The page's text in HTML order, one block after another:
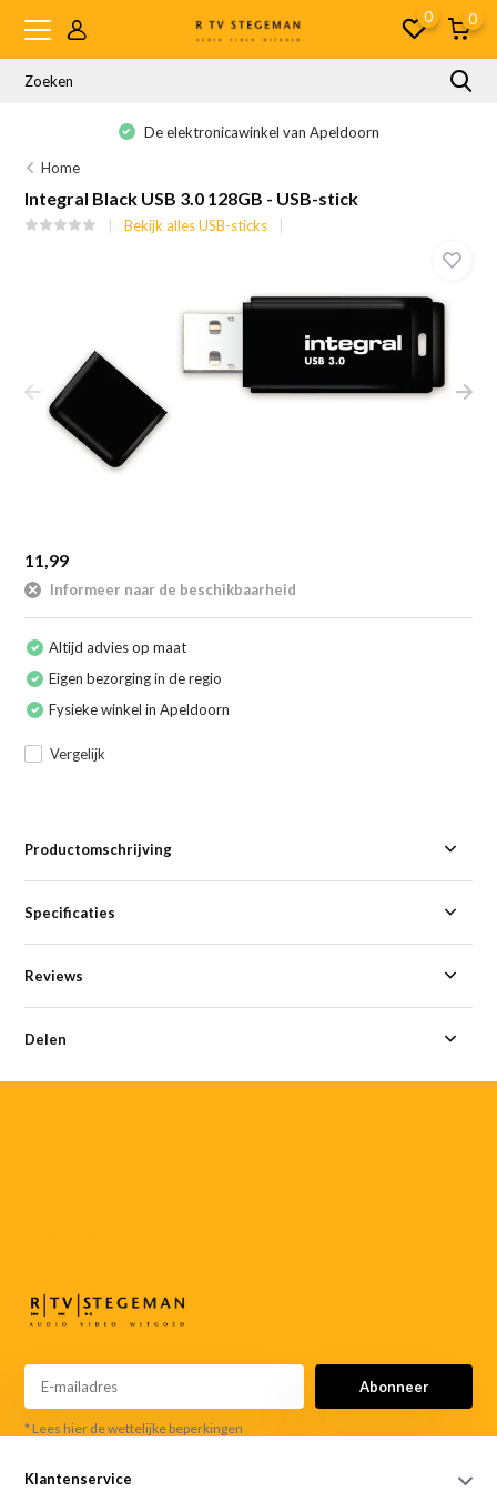
0 0
De elektronicawinkel van Apeldoorn
Home
Integral Black USB 3.0 128GB - USB-stick
Bekijk alles USB-sticks
11,99
Informeer naar de beschikbaarheid
Altijd advies op maat
Eigen bezorging in de regio
Fysieke winkel in Apeldoorn
Vergelijk
Productomschrijving
Specificaties
Reviews
Delen
Abonneer
* Lees hier de wettelijke beperkingen
Klantenservice